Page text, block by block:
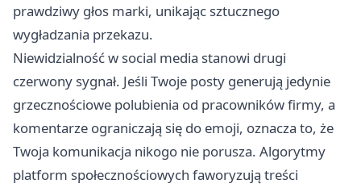
prawdziwy głos marki, unikając sztucznego
wygładzania przekazu.
Niewidzialność w social media stanowi drugi
czerwony sygnał. Jeśli Twoje posty generują jedynie
grzecznościowe polubienia od pracowników firmy, a
komentarze ograniczają się do emoji, oznacza to, że
Twoja komunikacja nikogo nie porusza. Algorytmy
platform społecznościowych faworyzują treści